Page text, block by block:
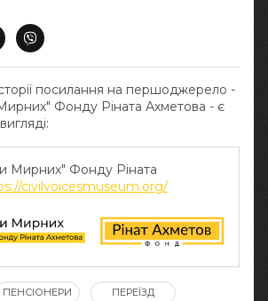
посилання на першоджерело -
Фонду Ріната Ахметова - є
Мирних" Фонду Ріната
civilvoicesmuseum.org/
ПЕНСІОНЕРИ ПЕРЕЇЗД